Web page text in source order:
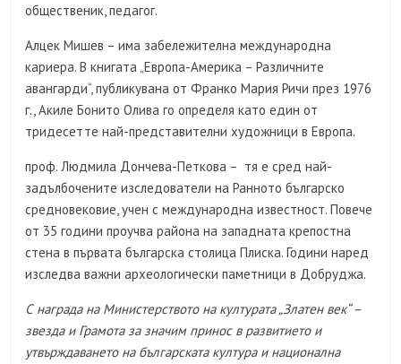
общественик, педагог.
Алцек Мишев – има забележителна международна
кариера. В книгата „Европа-Америка – Различните
авангарди“, публикувана от Франко Мария Ричи през 1976
г., Акиле Бонито Олива го определя като един от
тридесетте най-представителни художници в Европа.
проф. Людмила Дончева-Петкова – тя е сред най-
задълбочените изследователи на Ранното българско
средновековие, учен с международна известност. Повече
от 35 години проучва района на западната крепостна
стена в първата българска столица Плиска. Години наред
изследва важни археологически паметници в Добруджа.
С награда на Министерството на културата „Златен век“ –
звезда и Грамота за значим принос в развитието и
утвърждаването на българската култура и национална